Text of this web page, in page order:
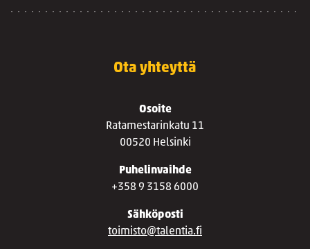
Ota yhteyttä
Osoite
Ratamestarinkatu 11
00520 Helsinki
Puhelinvaihde
+358 9 3158 6000
Sähköposti
toimisto@talentia.fi